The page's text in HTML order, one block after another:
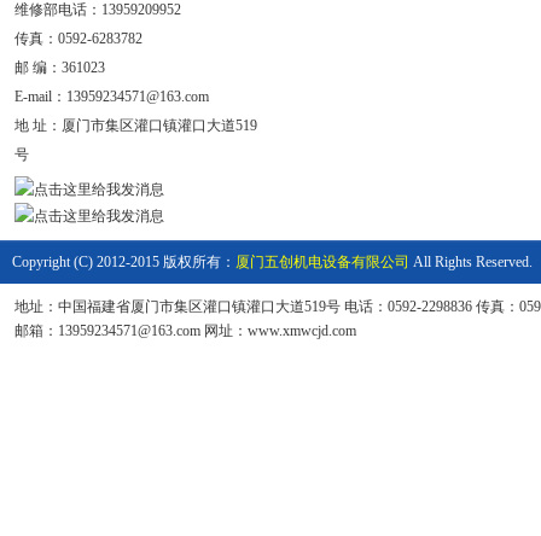
维修部电话：13959209952
传真：0592-6283782
邮 编：361023
E-mail： 13959234571@163.com
地 址： 厦门市集区灌口镇灌口大道519
号
Copyright (C) 2012-2015 版权所有： 厦门五创机电设备有限公司 All Rights Reserved.
地址：中国福建省厦门市集区灌口镇灌口大道519号 电话：0592-2298836 传真：
邮箱：13959234571@163.com 网址：www.xmwcjd.com